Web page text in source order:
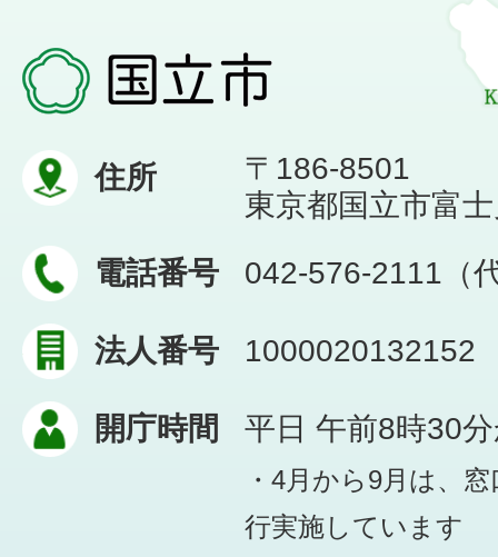
住所
〒186-8501
東京都国立市富
電話番号
042-576-2111（
法人番号 1000020132152
開庁時間 平日 午前8時30
・4月から9月は、
行実施しています